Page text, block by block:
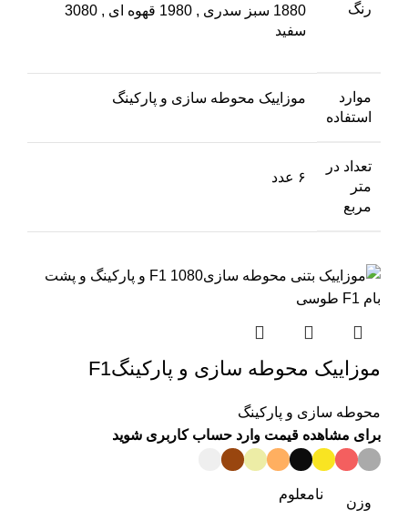
رنگ
1880 سبز سدری
, 1980 قهوه ای ,
3080
سفید
موارد
استفاده
موزاییک محوطه سازی و پارکینگ
تعداد در
متر
مربع
۶ عدد
موزاییک محوطه سازی و پارکینگF1
محوطه سازی و پارکینگ
برای مشاهده قیمت وارد حساب کاربری شوید
وزن
نامعلوم